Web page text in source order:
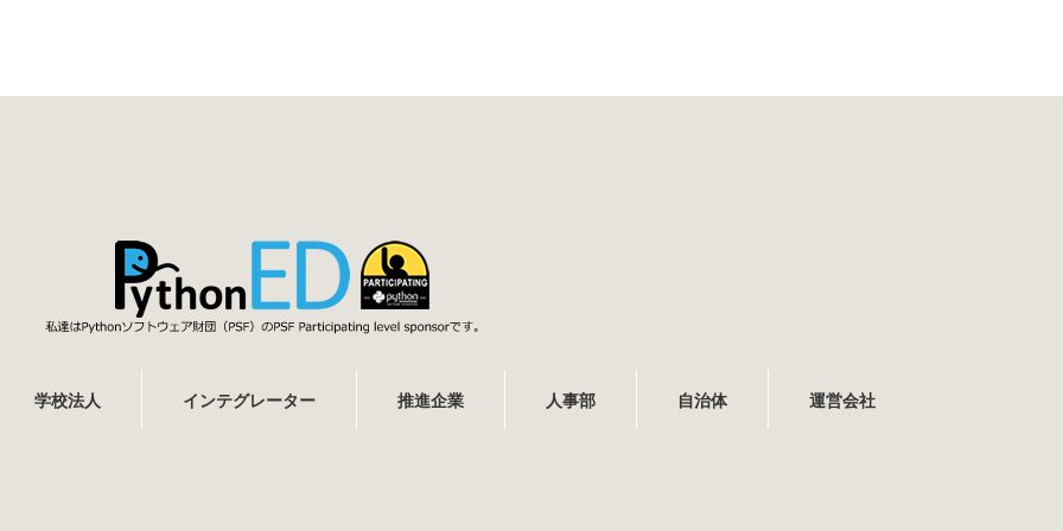
学校法人 インテグレーター 推進企業 人事部 自治体 運営会社